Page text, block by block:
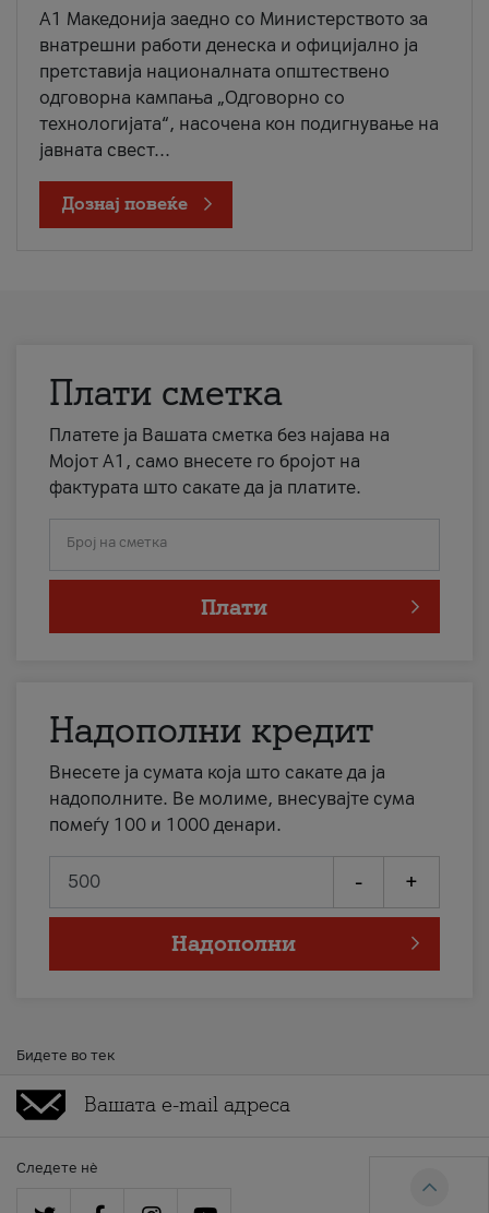
A1 Македонија заедно со Министерството за
внатрешни работи денеска и официјално ја
претставија националната општествено
одговорна кампања „Одговорно со
технологијата“, насочена кон подигнување на
јавната свест...
Дознај повеќе
Плати сметка
Платете ја Вашата сметка без најава на
Мојот А1, само внесете го бројот на
фактурата што сакате да ја платите.
Број на сметка
Плати
Надополни кредит
Внесете ја сумата која што сакате да ја
надополните. Ве молиме, внесувајте сума
помеѓу 100 и 1000 денари.
- +
Надополни
Бидете во тек
Следете нè